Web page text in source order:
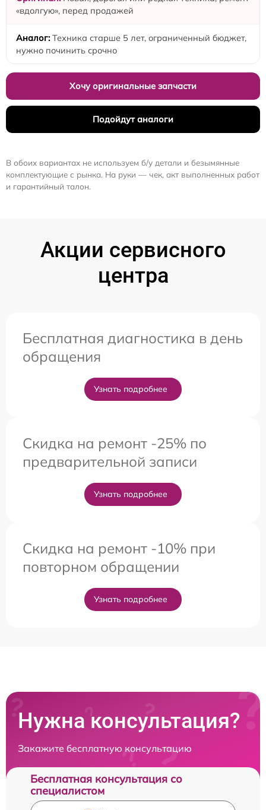
«вдолгую», перед продажей
Техника старше 5 лет, ограниченный бюджет,
нужно починить срочно
Хочу оригинальные запчасти
Подойдут аналоги
В обоих вариантах не используем б/у детали и безымянные
комплектующие с рынка. На руки — чек, акт выполненных работ
и гарантийный талон.
Акции сервисного
центра
Бесплатная диагностика в день
обращения
Узнать подробнее
Скидка на ремонт -25% по
предварительной записи
Узнать подробнее
Скидка на ремонт -10% при
повторном обращении
Узнать подробнее
Нужна консультация?
Закажите бесплатную консультацию
Бесплатная консультация со
специалистом